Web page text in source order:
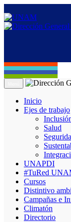
Inicio
Ejes de trabajo
Salud
UNAPDI
#TuRed
Cursos
Distintivo
Campañas e
Climatón
Directorio